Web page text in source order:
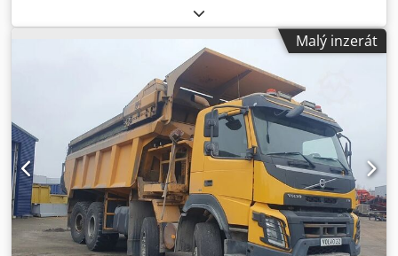
, provozní hodiny:
dumper Rok výroby 2014 Přibližně 3100 mth Dcsdpfjyglnxjx
Aifek Silniční registrace Rakousko Otočná korba Stroj
pravidelně servisován! Velmi dobrý stav!
Malý inzerát